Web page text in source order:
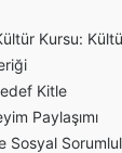
Kültürel
Kitle
Paylaşımı
Sosyal